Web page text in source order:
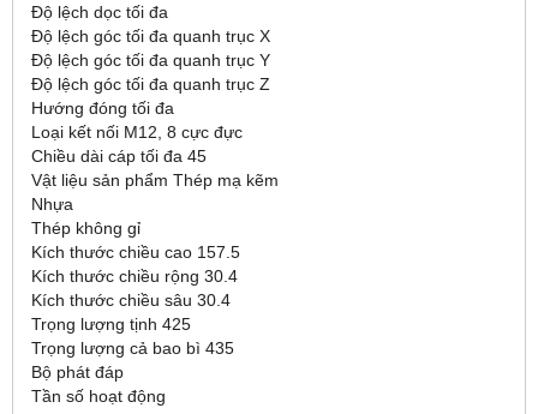
Độ lệch dọc tối đa
Độ lệch góc tối đa quanh trục X
Độ lệch góc tối đa quanh trục Y
Độ lệch góc tối đa quanh trục Z
Hướng đóng tối đa
Loại kết nối M12, 8 cực đực
Chiều dài cáp tối đa 45
Vật liệu sản phẩm Thép mạ kẽm
Nhựa
Thép không gỉ
Kích thước chiều cao 157.5
Kích thước chiều rộng 30.4
Kích thước chiều sâu 30.4
Trọng lượng tịnh 425
Trọng lượng cả bao bì 435
Bộ phát đáp
Tần số hoạt động